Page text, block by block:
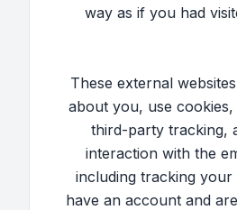
way as if you had
These external
about you, use cookies,
third-party tracking,
interaction with the
including tracking
have an account and